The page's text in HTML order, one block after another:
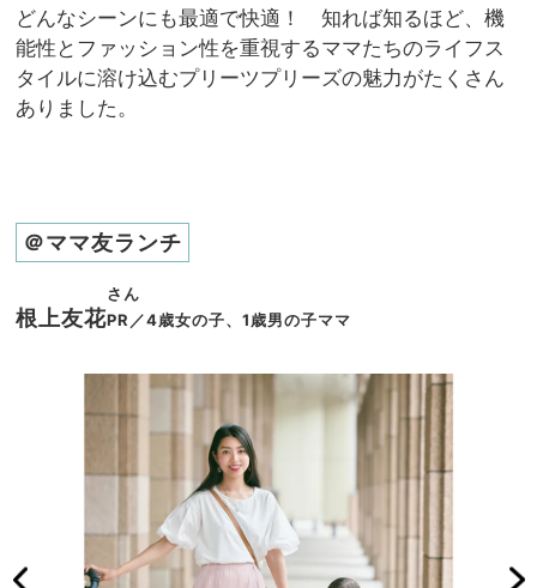
どんなシーンにも最適で快適！ 知れば知るほど、機
能性とファッション性を重視するママたちのライフス
タイルに溶け込むプリーツプリーズの魅力がたくさん
ありました。
＠ママ友ランチ
根上友花
さん
PR／4歳女の子、1歳男の子ママ